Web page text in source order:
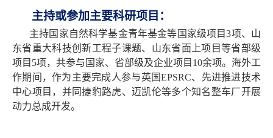
主持或参加主要科研项目：
主持国家自然科学基金青年基金等国家级项目3项、山
东省重大科技创新工程子课题、山东省面上项目等省部级
项目 5项，共参与国家、省部级及企业项目 10余项。海外工
作期间，作为主要完成人参与英国EPSRC、先进推进技术
中心项目，并同捷豹路虎、迈凯伦等多个知名整车厂开展
动力总成开发。